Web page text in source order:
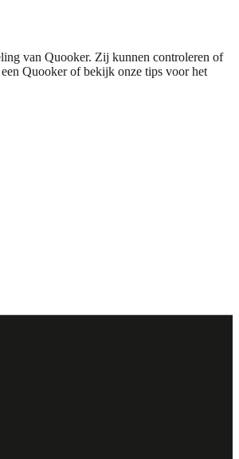
van Quooker. Zij kunnen controleren of
Quookerof bekijk onze tips voor het